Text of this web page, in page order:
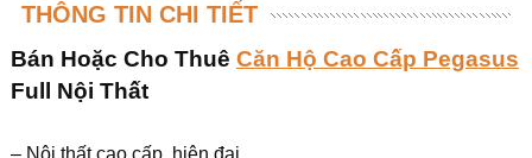
THÔNG TIN CHI TIẾT
Bán Hoặc Cho Thuê Căn Hộ Cao Cấp Pegasus
Full Nội Thất
– Nội thất cao cấp, hiện đại